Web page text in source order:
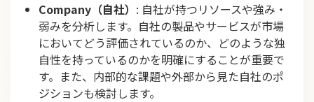
Company（自社） : 自社が持つリソースや強み・
弱みを分析します。自社の製品やサービスが市場
においてどう評価されているのか、どのような独
自性を持っているのかを明確にすることが重要で
す。また、内部的な課題や外部から見た自社のポ
ジションも検討します。